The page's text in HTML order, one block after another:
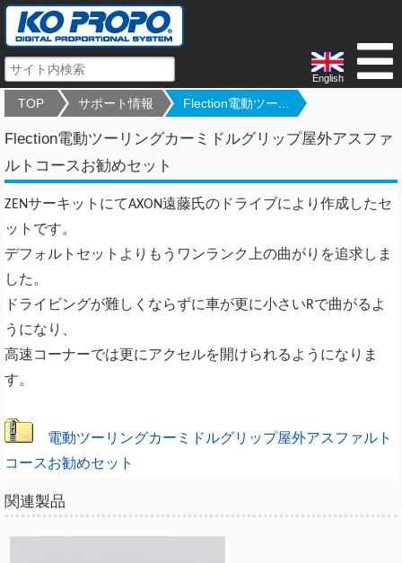
English
TOP サポート情報 Flection電動ツー...
Flection電動ツーリングカーミドルグリップ屋外アスファ
ルトコースお勧めセット
ZENサーキットにてAXON遠藤氏のドライブにより作成したセ
ットです。
デフォルトセットよりもうワンランク上の曲がりを追求しま
した。
ドライビングが難しくならずに車が更に小さいRで曲がるよ
うにな り、
高速コーナーでは更にアクセルを開けられるようになりま
す。
電動ツーリングカーミドルグリップ屋外アスファルト
コースお勧めセット
関連製品